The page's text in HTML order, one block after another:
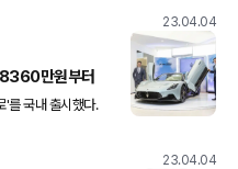
23.04.04
만원부터
를 국내 출시했다.
총괄대표와 FMK 마
23.04.04